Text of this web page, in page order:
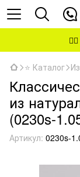
👉🏻
⭐ Каталог
из
(0230s-
Артикул: 0230s-